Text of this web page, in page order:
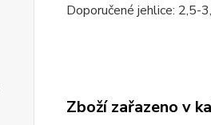
Zboží zařazeno v